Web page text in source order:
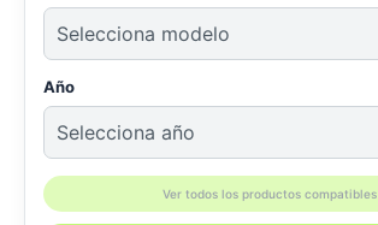
Año
Ver todos los productos compatibles